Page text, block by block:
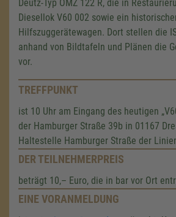
Deutz-Typ OMZ 122 R, die in
Diesellok V60 002 sowie ein
Hilfszuggerätewagen. Dort stellen die
anhand von Bildtafeln und Plänen die
vor.
TREFFPUNKT
ist 10 Uhr am Eingang des heutigen
der Hamburger Straße 39b in 01167
Haltestelle Hamburger Straße der
DER TEILNEHMERPREIS
beträgt 10,– Euro, die in bar vor Ort
EINE VORANMELDUNG